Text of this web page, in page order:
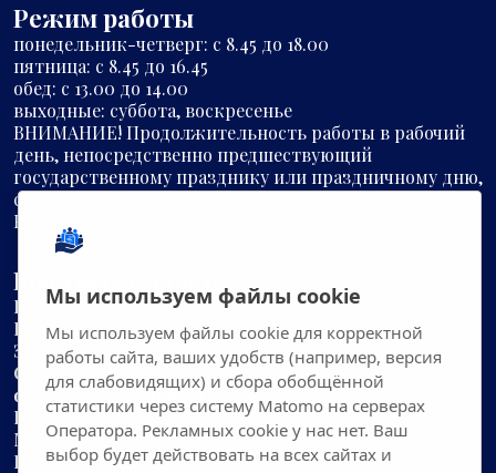
Режим работы
понедельник-четверг: с 8.45 до 18.00
пятница: с 8.45 до 16.45
обед: с 13.00 до 14.00
выходные: суббота, воскресенье
ВНИМАНИЕ! Продолжительность работы в рабочий
день, непосредственно предшествующий
государственному празднику или праздничному дню,
сокращается на один час (ст.116 Трудового кодекса
Республики Беларусь)
Быстрые ссылки
Руководство
Информация
Электронные сервисы
Справочно-информационная система
служб "одно
окно" города Минска
Интерактивная карта служб «одно окно» города
Минска
Предварительная запись в службу «одно окно»
Мы используем файлы cookie
Мы используем файлы cookie для корректной
работы сайта, ваших удобств (например, версия
для слабовидящих) и сбора обобщённой
статистики через систему Matomo на серверах
Оператора. Рекламных cookie у нас нет. Ваш
выбор будет действовать на всех сайтах и